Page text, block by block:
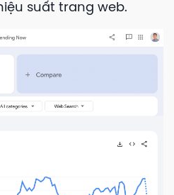
suất trang web.